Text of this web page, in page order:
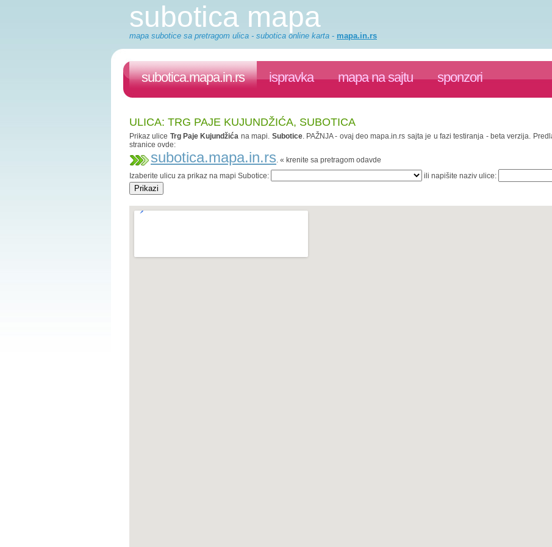
subotica mapa
mapa subotice sa pretragom ulica - subotica online karta - mapa.in.rs
subotica.mapa.in.rs ispravka mapa na sajtu sponzori
ULICA: TRG PAJE KUJUNDŽIĆA, SUBOTICA
Prikaz ulice Trg Paje Kujundžića na mapi. Subotice. PAŽNJA - ovaj deo mapa.in.rs sajta je u fazi testiranja - beta verzija.
stranice ovde:
subotica.mapa.in.rs. « krenite sa pretragom odavde
Izaberite ulicu za prikaz na mapi Subotice:
ili napišite naziv ulice: